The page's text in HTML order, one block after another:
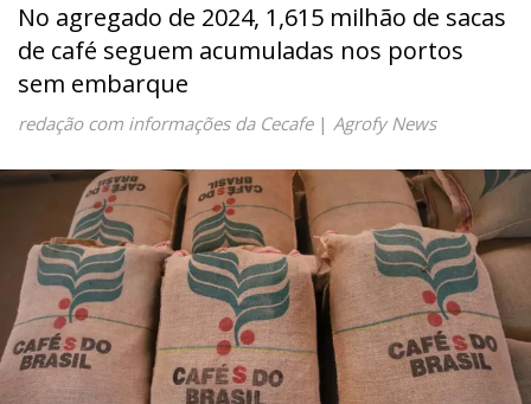
No agregado de 2024, 1,615 milhão de sacas
de café seguem acumuladas nos portos
sem embarque
redação com informações da Cecafe| Agrofy News